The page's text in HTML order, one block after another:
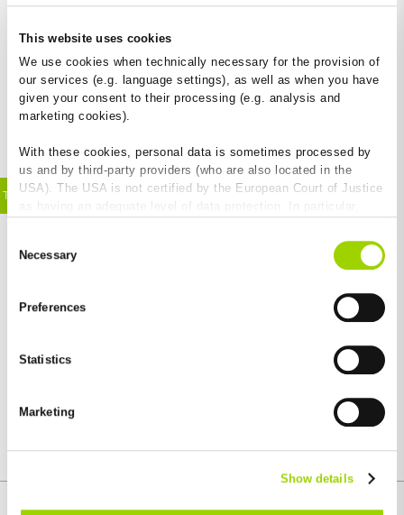
This website uses cookies
We use cookies when technically necessary for the provision of
our services (e.g. language settings), as well as when you have
given your consent to their processing (e.g. analysis and
marketing cookies).
With these cookies, personal data is sometimes processed by
us and by third-party providers (who are also located in the
USA). The USA is not certified by the European Court of Justice
as having an adequate level of data protection. In particular,
authorities for control and monitoring purposes and that no
effective legal remedies are available against this. By clicking
and by third-party providers (also in the USA). Except for the
absolutely necessary cookies that serve the proper functioning
future in the "Cookie Policy" item in the footer of this website.
Excluded from this are absolutely necessary cookies that
Selection
Necessary
Preferences
Statistics
Marketing
Show details
Diszkrét vízelvezetés,
speciálisan
üveghomlokzatokhoz.
Termékelőnyök:
+